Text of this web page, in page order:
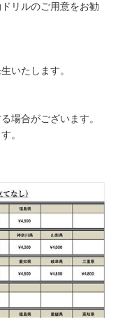
リルのご用意をお勧
いたします。
場合がございます。
。